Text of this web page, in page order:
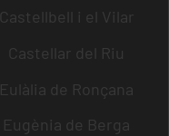
Castellbell i el Vilar
Castellar del Riu
Eulàlia de Ronçana
Eugènia de Berga